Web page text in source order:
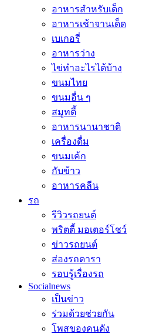
อาหารสำหรับเด็ก
อาหารเช้าจานเด็ด
เบเกอรี่
อาหารว่าง
ไข่ทำอะไรได้บ้าง
ขนมไทย
ขนมอื่น ๆ
สมูทตี้
อาหารนานาชาติ
เครื่องดื่ม
ขนมเค้ก
กับข้าว
อาหารคลีน
รถ
รีวิวรถยนต์
พริตตี้ มอเตอร์โชว์
ข่าวรถยนต์
ส่องรถดารา
รอบรู้เรื่องรถ
Socialnews
เป็นข่าว
ร่วมด้วยช่วยกัน
โพสของคนดัง